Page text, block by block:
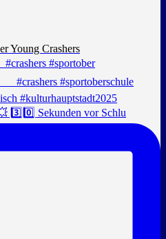
Young Crashers
#sportober
3️⃣0️⃣ Sekunden vor Schlu